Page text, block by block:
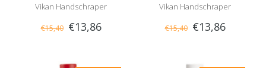
Vikan Handschraper
Schroefdraad Breed Groen
€15,40 €13,86
Vikan Handschraper
Schroefdraad Breed Blauw
€15,40 €13,86